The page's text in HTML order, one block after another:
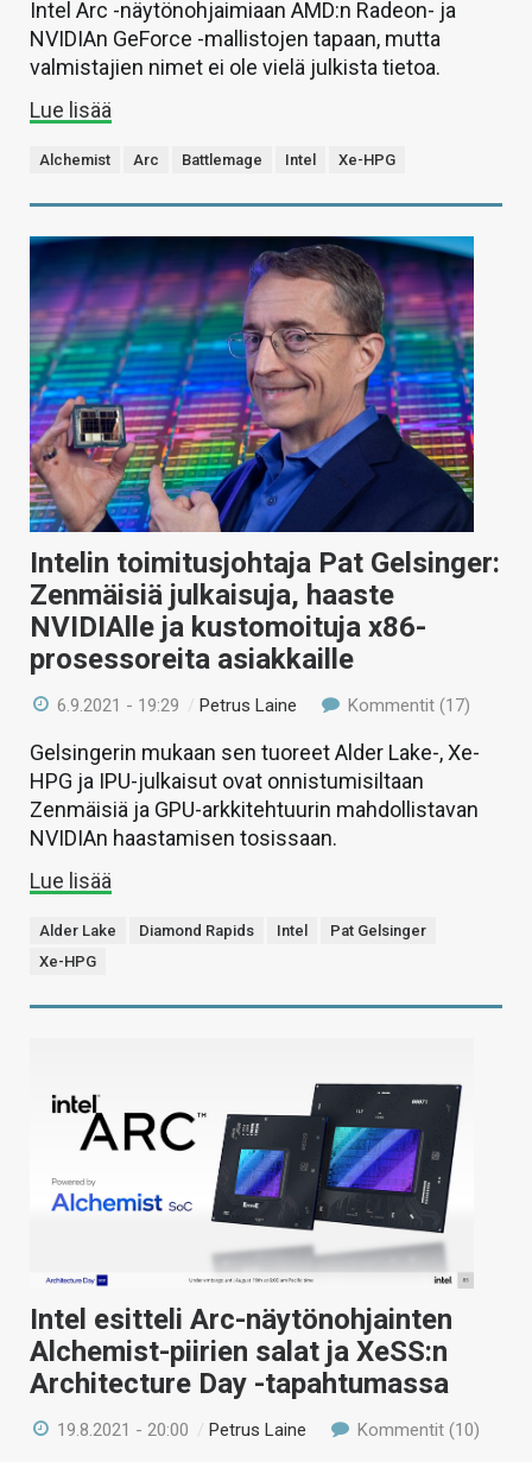
Intel Arc -näytönohjaimiaan AMD:n Radeon- ja
NVIDIAn GeForce -mallistojen tapaan, mutta
valmistajien nimet ei ole vielä julkista tietoa.
Lue lisää
Alchemist Arc Battlemage Intel Xe-HPG
Intelin toimitusjohtaja Pat Gelsinger:
Zenmäisiä julkaisuja, haaste
NVIDIAlle ja kustomoituja x86-
prosessoreita asiakkaille
6.9.2021 - 19:29 /Petrus Laine Kommentit (17)
Gelsingerin mukaan sen tuoreet Alder Lake-, Xe-
HPG ja IPU-julkaisut ovat onnistumisiltaan
Zenmäisiä ja GPU-arkkitehtuurin mahdollistavan
NVIDIAn haastamisen tosissaan.
Lue lisää
Alder Lake Diamond Rapids Intel
Pat Gelsinger
Xe-HPG
Intel esitteli Arc-näytönohjainten
Alchemist-piirien salat ja XeSS:n
Architecture Day -tapahtumassa
19.8.2021 - 20:00 /Petrus Laine Kommentit (10)